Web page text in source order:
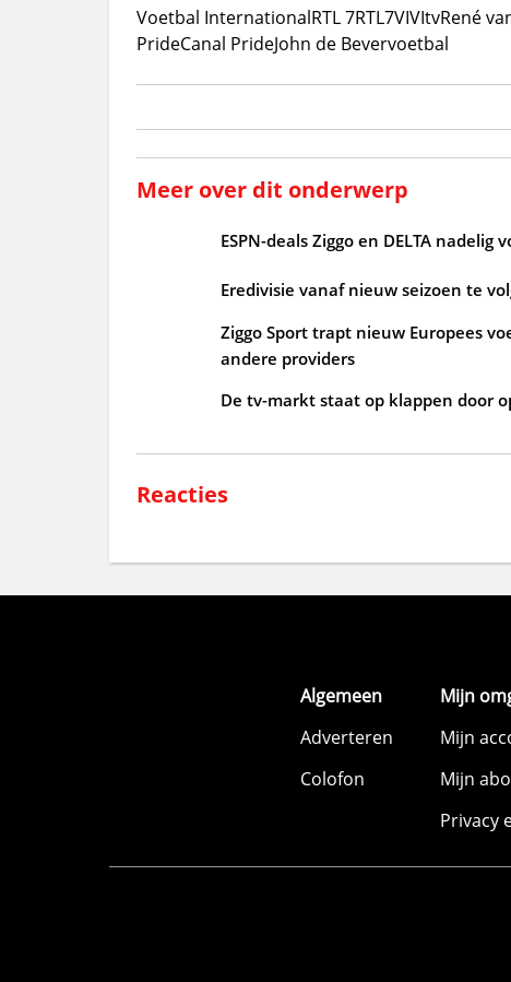
Voetbal InternationalRTL 7RTL7VIVItvRené
PrideCanal PrideJohn de Bevervoetbal
Meer over dit onderwerp
ESPN-deals Ziggo en DELTA
Eredivisie vanaf nieuw seizoen te
Ziggo Sport trapt nieuw Europees
andere providers
De tv-markt staat op klappen door
Reacties
Algemeen
Adverteren
Colofon
Mijn
Mijn
Mijn
Privacy